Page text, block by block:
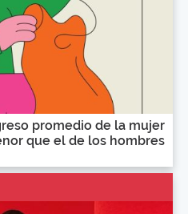
promedio de la mujer
que el de los hombres